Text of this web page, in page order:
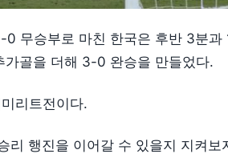
무승부로 마친 한국은 후반 3분과
골을 더해 3-0 완승을 만들었다.
리트전이다.
리 행진을 이어갈 수 있을지 지켜보